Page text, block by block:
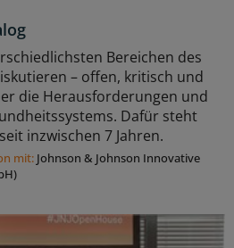
Bereichen des
– offen, kritisch und
die Herausforderungen und
Dafür steht
inzwischen 7 Jahren.
mit: Johnson & Johnson Innovative